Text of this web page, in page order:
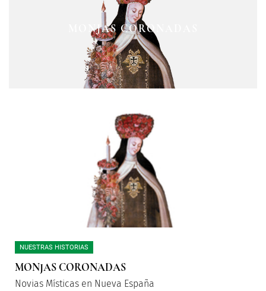
MONJAS CORONADAS
EMILIO "EL INDIO" FERNÁNDEZ
LA SECRETARÍA DE EDUCACIÓN
PÚBLICA
NUESTRAS HISTORIAS
MONJAS CORONADAS
Novias Místicas en Nueva España